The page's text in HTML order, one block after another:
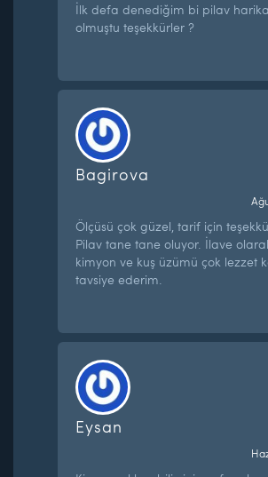
İlk defa denediğim bi pilav harika
olmuştu teşekkürler ?
Bagirova
Ölçüsü çok güzel, tarif için
Pilav tane tane oluyor. İlave
kimyon ve kuş üzümü çok lezzet
tavsiye ederim.
Eysan